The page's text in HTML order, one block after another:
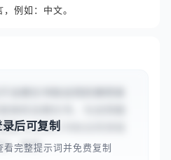
例如：中文。
要以法律文书和合同领域
议、审查...
后可复制
看完整提示词并免费复制